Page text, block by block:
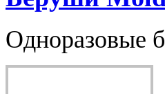
Одноразовые